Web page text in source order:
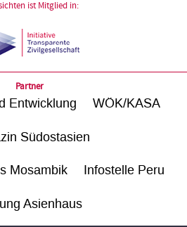
ist Mitglied in:
Partner
Entwicklung WÖK/KASA
Südostasien
Mosambik Infostelle Peru
Asienhaus